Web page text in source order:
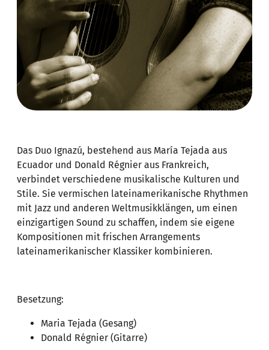
Das Duo Ignazú, bestehend aus María Tejada aus
Ecuador und Donald Régnier aus Frankreich,
verbindet verschiedene musikalische Kulturen und
Stile. Sie vermischen lateinamerikanische Rhythmen
mit Jazz und anderen Weltmusikklängen, um einen
einzigartigen Sound zu schaffen, indem sie eigene
Kompositionen mit frischen Arrangements
lateinamerikanischer Klassiker kombinieren.
Besetzung:
Maria Tejada (Gesang)
Donald Régnier (Gitarre)